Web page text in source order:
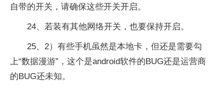
自带的开关，请确保这些开关开启。
24、若装有其他网络开关，也要保持开启。
25、2）有些手机虽然是本地卡，但还是需要勾
上“数据漫游”，这个是android软件的BUG还是运营商
的BUG还未知。